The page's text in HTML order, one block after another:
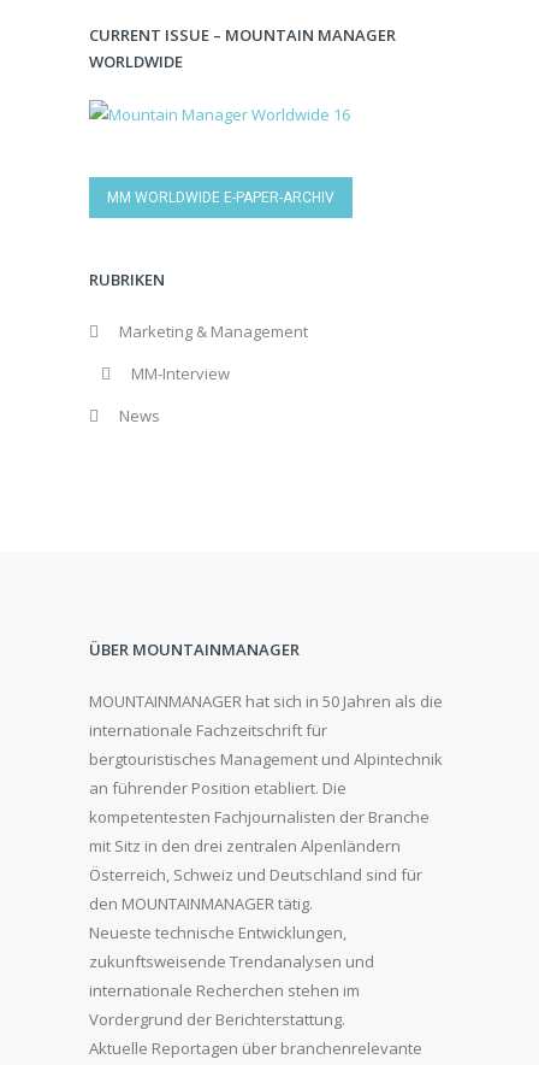
CURRENT ISSUE – MOUNTAIN MANAGER
WORLDWIDE
MM WORLDWIDE E-PAPER-ARCHIV
RUBRIKEN
Marketing & Management
MM-Interview
News
ÜBER MOUNTAINMANAGER
MOUNTAINMANAGER hat sich in 50 Jahren als die
internationale Fachzeitschrift für
bergtouristisches Management und Alpintechnik
an führender Position etabliert. Die
kompetentesten Fachjournalisten der Branche
mit Sitz in den drei zentralen Alpenländern
Österreich, Schweiz und Deutschland sind für
den MOUNTAINMANAGER tätig.
Neueste technische Entwicklungen,
zukunftsweisende Trendanalysen und
internationale Recherchen stehen im
Vordergrund der Berichterstattung.
Aktuelle Reportagen über branchenrelevante